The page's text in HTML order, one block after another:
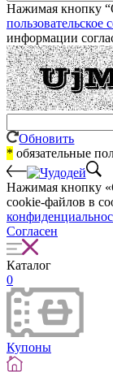
Нажимая кнопку
пользовательское
информации
Обновить
* обязательные
Нажимая кнопку
cookie-файлов в
Согласен
Каталог
0
Купоны